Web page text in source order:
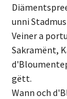
unni
Veiner a
Sakramënt,
gëtt.
Wann och